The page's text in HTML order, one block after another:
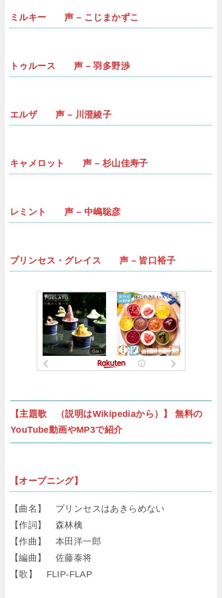
ミルキー 声 – こじまかずこ
トゥルース 声 – 羽多野渉
エルザ 声 – 川澄綾子
キャメロット 声 – 杉山佳寿子
レミント 声 – 中嶋聡彦
プリンセス・グレイス 声 – 皆口裕子
【主題歌 （説明はWikipediaから）】 無料の
YouTube動画やMP3で紹介
【オープニング】
【曲名】 プリンセスはあきらめない
【作詞】 森林檎
【作曲】 本田洋一郎
【編曲】 佐藤泰将
【歌】 FLIP-FLAP